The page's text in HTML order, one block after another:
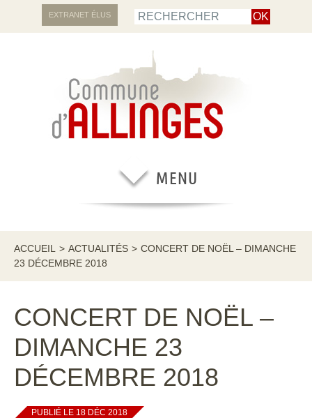
EXTRANET ÉLUS
ACCUEIL > ACTUALITÉS > CONCERT DE NOËL – DIMANCHE
23 DÉCEMBRE 2018
CONCERT DE NOËL –
DIMANCHE 23
DÉCEMBRE 2018
PUBLIÉ LE 18 DÉC 2018